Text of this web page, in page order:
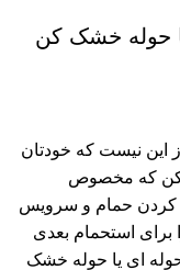
یا حوله خشک کن
این نیست که خودتان
کن که مخصوص
حمام و سرویس
استحمام بعدی
ای یا حوله خشک